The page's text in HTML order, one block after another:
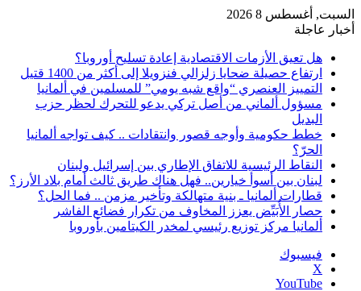
السبت, أغسطس 8 2026
أخبار عاجلة
هل تعيق الأزمات الاقتصادية إعادة تسليح أوروبا؟
ارتفاع حصيلة ضحايا زلزالي فنزويلا إلى أكثر من 1400 قتيل
التمييز العنصري “واقع شبه يومي” للمسلمين في ألمانيا
مسؤول ألماني من أصل تركي يدعو للتحرك لحظر حزب
البديل
خطط حكومية وأوجه قصور وانتقادات .. كيف تواجه ألمانيا
الحرّ؟
النقاط الرئيسية للاتفاق الإطاري بين إسرائيل ولبنان
لبنان بين أسوأ خيارين.. فهل هناك طريق ثالث أمام بلاد الأرز؟
قطارات ألمانيا ـ بنية متهالكة وتأخير مزمن .. فما الحل؟
حصار الأُبَيِّض يعزز المخاوف من تكرار فضائع الفاشر
ألمانيا مركز توزيع رئيسي لمخدر الكيتامين بأوروبا
فيسبوك
‫X
‫YouTube